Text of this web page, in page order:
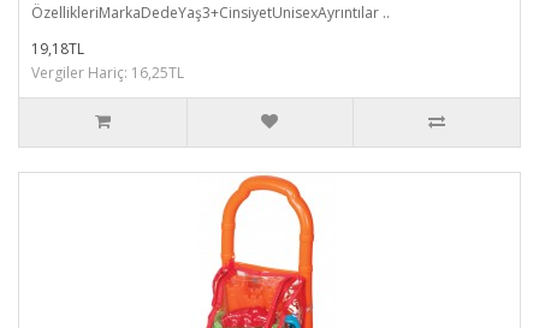
ÖzellikleriMarkaDedeYaş3+CinsiyetUnisexAyrıntılar ..
19,18TL
Vergiler Hariç: 16,25TL